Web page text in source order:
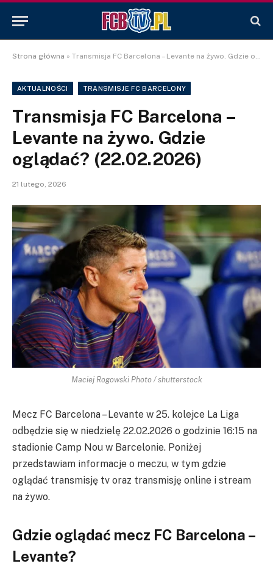
Strona główna » Transmisja FC Barcelona – Levante na żywo. Gdzie oglądać? (22.02.2026)
AKTUALNOŚCI TRANSMISJE FC BARCELONY
Transmisja FC Barcelona –
Levante na żywo. Gdzie
oglądać? (22.02.2026)
21 lutego, 2026
Maciej Rogowski Photo / shutterstock
Mecz FC Barcelona – Levante w 25. kolejce La Liga
odbędzie się w niedzielę 22.02.2026 o godzinie 16:15 na
stadionie Camp Nou w Barcelonie. Poniżej
przedstawiam informacje o meczu, w tym gdzie
oglądać transmisję tv oraz transmisję online i stream
na żywo.
Gdzie oglądać mecz FC Barcelona –
Levante?